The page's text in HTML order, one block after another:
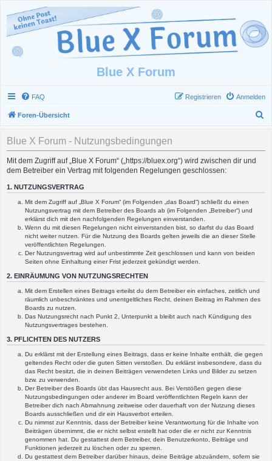
Blue X Forum
FAQ Anmelden
Registrieren
Foren-Übersicht
Blue X Forum - Nutzungsbedingungen
Mit dem Zugriff auf „Blue X Forum“ („https://bluex.org“) wird zwischen dir und
dem Betreiber ein Vertrag mit folgenden Regelungen geschlossen:
1. NUTZUNGSVERTRAG
Mit dem Zugriff auf „Blue X Forum“ (im Folgenden „das Board“) schließt du einen
Nutzungsvertrag mit dem Betreiber des Boards ab (im Folgenden „Betreiber“) und
erklärst dich mit den nachfolgenden Regelungen einverstanden.
Wenn du mit diesen Regelungen nicht einverstanden bist, so darfst du das Board
nicht weiter nutzen. Für die Nutzung des Boards gelten jeweils die an dieser Stelle
veröffentlichten Regelungen.
Der Nutzungsvertrag wird auf unbestimmte Zeit geschlossen und kann von beiden
Seiten ohne Einhaltung einer Frist jederzeit gekündigt werden.
2. EINRÄUMUNG VON NUTZUNGSRECHTEN
Mit dem Erstellen eines Beitrags erteilst du dem Betreiber ein einfaches, zeitlich und
räumlich unbeschränktes und unentgeltliches Recht, deinen Beitrag im Rahmen des
Boards zu nutzen.
Das Nutzungsrecht nach Punkt 2, Unterpunkt a bleibt auch nach Kündigung des
Nutzungsvertrages bestehen.
3. PFLICHTEN DES NUTZERS
Du erklärst mit der Erstellung eines Beitrags, dass er keine Inhalte enthält, die gegen
geltendes Recht oder die guten Sitten verstoßen. Du erklärst insbesondere, dass du
das Recht besitzt, die in deinen Beiträgen verwendeten Links und Bilder zu setzen
bzw. zu verwenden.
Der Betreiber des Boards übt das Hausrecht aus. Bei Verstößen gegen diese
Nutzungsbedingungen oder anderer im Board veröffentlichten Regeln kann der
Betreiber dich nach Abmahnung zeitweise oder dauerhaft von der Nutzung dieses
Boards ausschließen und dir ein Hausverbot erteilen.
Du nimmst zur Kenntnis, dass der Betreiber keine Verantwortung für die Inhalte von
Beiträgen übernimmt, die er nicht selbst erstellt hat oder die er nicht zur Kenntnis
genommen hat. Du gestattest dem Betreiber, dein Benutzerkonto, Beiträge und
Funktionen jederzeit zu löschen oder zu sperren.
Du gestattest dem Betreiber darüber hinaus, deine Beiträge abzuändern, sofern sie